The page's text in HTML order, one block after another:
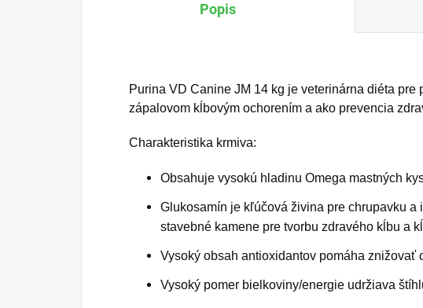
Popis
Purina VD Canine JM 14 kg je veterinárna diéta
zápalovom kĺbovým ochorením a ako prevencia
Charakteristika krmiva:
Obsahuje vysokú hladinu Omega mastných
Glukosamín je kľúčová živina pre chrupavku
stavebné kamene pre tvorbu zdravého kĺbu a
Vysoký obsah antioxidantov pomáha znižovať
Vysoký pomer bielkoviny/energie udržiava